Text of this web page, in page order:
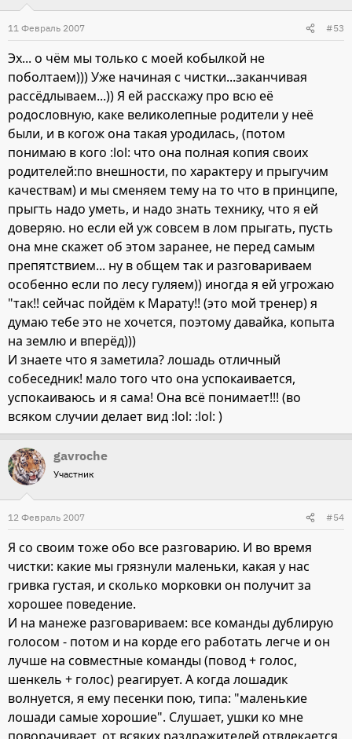
11 Февраль 2007 #53
Эх... о чём мы только с моей кобылкой не
поболтаем))) Уже начиная с чистки...заканчивая
рассёдлываем...)) Я ей расскажу про всю её
родословную, каке великолепные родители у неё
были, и в когож она такая уродилась, (потом
понимаю в кого :lol: что она полная копия своих
родителей:по внешности, по характеру и прыгучим
качествам) и мы сменяем тему на то что в принципе,
прыгть надо уметь, и надо знать технику, что я ей
доверяю. но если ей уж совсем в лом прыгать, пусть
она мне скажет об этом заранее, не перед самым
препятствием... ну в общем так и разговариваем
особенно если по лесу гуляем)) иногда я ей угрожаю
"так!! сейчас пойдём к Марату!! (это мой тренер) я
думаю тебе это не хочется, поэтому давайка, копыта
на землю и вперёд)))
И знаете что я заметила? лошадь отличный
собеседник! мало того что она успокаивается,
успокаиваюсь и я сама! Она всё понимает!!! (во
всяком случии делает вид :lol: :lol: )
gavroche
Участник
12 Февраль 2007 #54
Я со своим тоже обо все разговарию. И во время
чистки: какие мы грязнули маленьки, какая у нас
гривка густая, и сколько морковки он получит за
хорошее поведение.
И на манеже разговариваем: все команды дублирую
голосом - потом и на корде его работать легче и он
лучше на совместные команды (повод + голос,
шенкель + голос) реагирует. А когда лошадик
волнуется, я ему песенки пою, типа: "маленькие
лошади самые хорошие". Слушает, ушки ко мне